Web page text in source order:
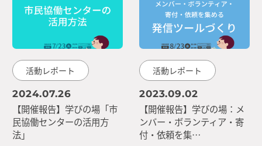
活動レポート
2024.07.26
【開催報告】学びの場「市
民協働センターの活用方
法」
活動レポート
2023.09.02
【開催報告】学びの場：メ
ンバー・ボランティア・寄
付・依頼を集…